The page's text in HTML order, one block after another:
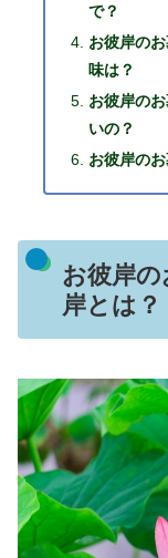
で？
お彼岸の
味は？
お彼岸の
いの？
お彼岸の
お彼岸
岸とは？